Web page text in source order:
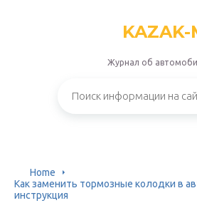
KAZAK-
Журнал об
Home
Как заменить тормозные колодки в
инструкция